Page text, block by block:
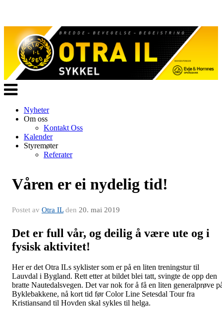
Veksle
navigasjon
Nyheter
Om oss
Kontakt Oss
Kalender
Styremøter
Referater
Våren er ei nydelig tid!
Postet av Otra ILden 20. mai 2019
Det er full vår, og deilig å være ute og i
fysisk aktivitet!
Her er det Otra ILs syklister som er på en liten treningstur til
Lauvdal i Bygland. Rett etter at bildet blei tatt, svingte de opp den
bratte Nautedalsvegen. Det var nok for å få en liten generalprøve
Byklebakkene, nå kort tid før Color Line Setesdal Tour fra
Kristiansand til Hovden skal sykles til helga.